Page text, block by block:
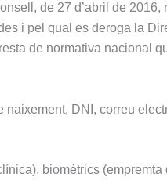
de 27 d’abril de
i pel qual es deroga la
de normativa nacional
DNI, correu
biomètrics